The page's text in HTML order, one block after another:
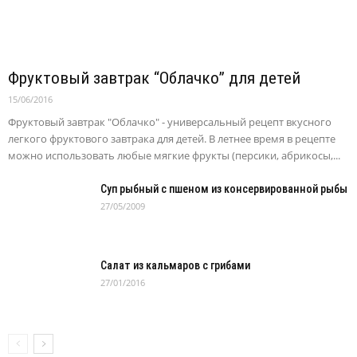
Фруктовый завтрак “Облачко” для детей
15/06/2016
Фруктовый завтрак "Облачко" - универсальный рецепт вкусного
легкого фруктового завтрака для детей. В летнее время в рецепте
можно использовать любые мягкие фрукты (персики, абрикосы,...
Суп рыбный с пшеном из консервированной рыбы
27/05/2009
Салат из кальмаров с грибами
27/01/2016